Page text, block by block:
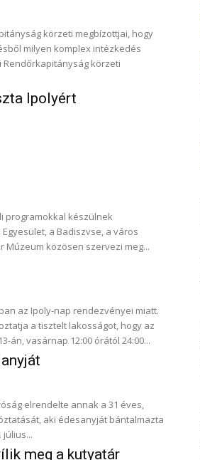
körzeti megbízottjai, hogy
milyen komplex intézkedés
Ipolyért
programokkal készülnek
Múzeum közösen szervezi meg...
az Ipoly-nap rendezvényei miatt.
a tisztelt lakosságot, hogy az
án, vasárnap 12:00 órától 24:00...
elrendelte annak a 31 éves,
aki édesanyját bántalmazta
július...
meg a kutyatár